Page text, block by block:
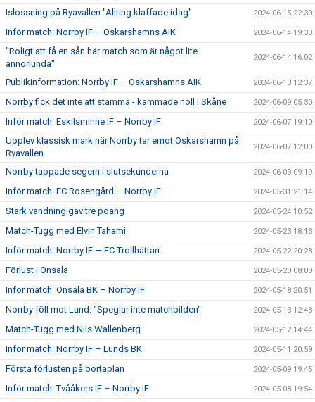
Islossning på Ryavallen "Allting klaffade idag" 2024-06-15 22:30
Inför match: Norrby IF – Oskarshamns AIK 2024-06-14 19:33
"Roligt att få en sån här match som är något lite
annorlunda"
2024-06-14 16:02
Publikinformation: Norrby IF – Oskarshamns AIK 2024-06-13 12:37
Norrby fick det inte att stämma - kammade noll i Skåne 2024-06-09 05:30
Inför match: Eskilsminne IF – Norrby IF 2024-06-07 19:10
Upplev klassisk mark när Norrby tar emot Oskarshamn på
Ryavallen
2024-06-07 12:00
Norrby tappade segern i slutsekunderna 2024-06-03 09:19
Inför match: FC Rosengård – Norrby IF 2024-05-31 21:14
Stark vändning gav tre poäng 2024-05-24 10:52
Match-Tugg med Elvin Tahami 2024-05-23 18:13
Inför match: Norrby IF — FC Trollhättan 2024-05-22 20:28
Förlust i Onsala 2024-05-20 08:00
Inför match: Onsala BK – Norrby IF 2024-05-18 20:51
Norrby föll mot Lund: "Speglar inte matchbilden" 2024-05-13 12:48
Match-Tugg med Nils Wallenberg 2024-05-12 14:44
Inför match: Norrby IF – Lunds BK 2024-05-11 20:59
Första förlusten på bortaplan 2024-05-09 19:45
Inför match: Tvååkers IF – Norrby IF 2024-05-08 19:54